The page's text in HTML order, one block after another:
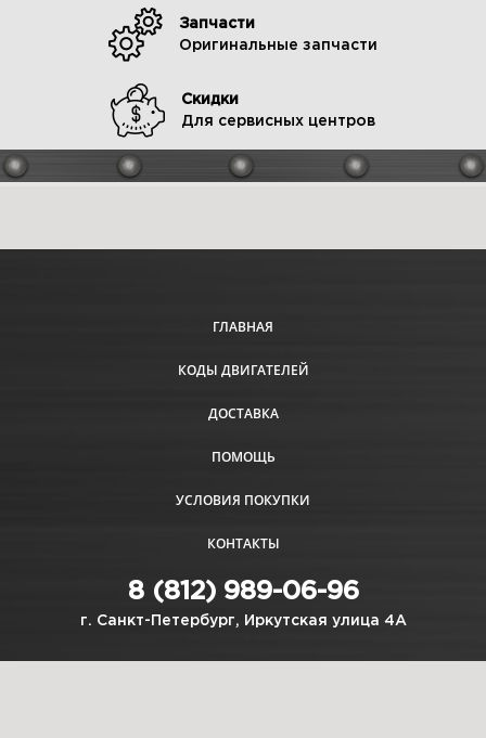
Запчасти
Оригинальные запчасти
Скидки
Для сервисных центров
ГЛАВНАЯ
КОДЫ ДВИГАТЕЛЕЙ
ДОСТАВКА
ПОМОЩЬ
УСЛОВИЯ ПОКУПКИ
КОНТАКТЫ
8 (812) 989-06-96
г. Санкт-Петербург, Иркутская улица 4А